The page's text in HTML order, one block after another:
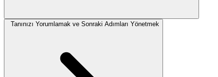
Tanınızı Yorumlamak ve Sonraki Adımları Yönetmek